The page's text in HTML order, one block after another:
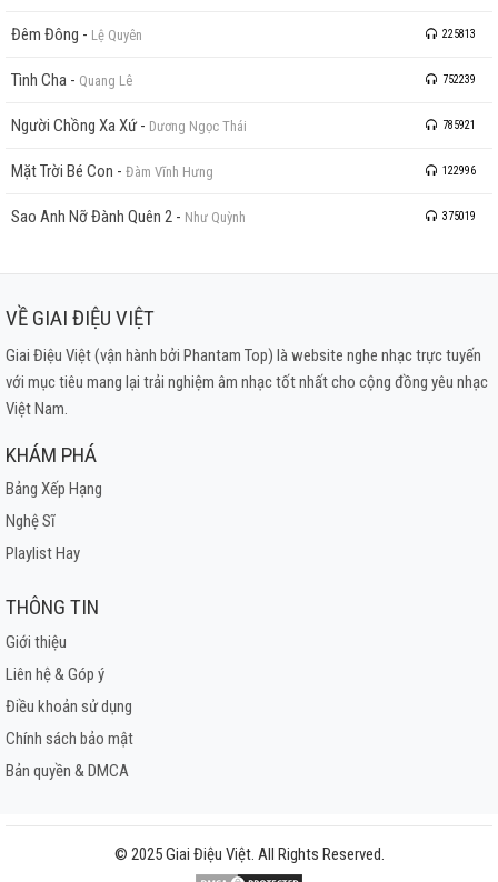
Đêm Đông - Lệ Quyên 225813
Tình Cha - Quang Lê 752239
Người Chồng Xa Xứ - Dương Ngọc Thái 785921
Mặt Trời Bé Con - Đàm Vĩnh Hưng 122996
Sao Anh Nỡ Đành Quên 2 - Như Quỳnh 375019
VỀ GIAI ĐIỆU VIỆT
Giai Điệu Việt (vận hành bởi Phantam Top) là website nghe nhạc trực tuyến
với mục tiêu mang lại trải nghiệm âm nhạc tốt nhất cho cộng đồng yêu nhạc
Việt Nam.
KHÁM PHÁ
Bảng Xếp Hạng
Nghệ Sĩ
Playlist Hay
THÔNG TIN
Giới thiệu
Liên hệ & Góp ý
Điều khoản sử dụng
Chính sách bảo mật
Bản quyền & DMCA
© 2025 Giai Điệu Việt. All Rights Reserved.